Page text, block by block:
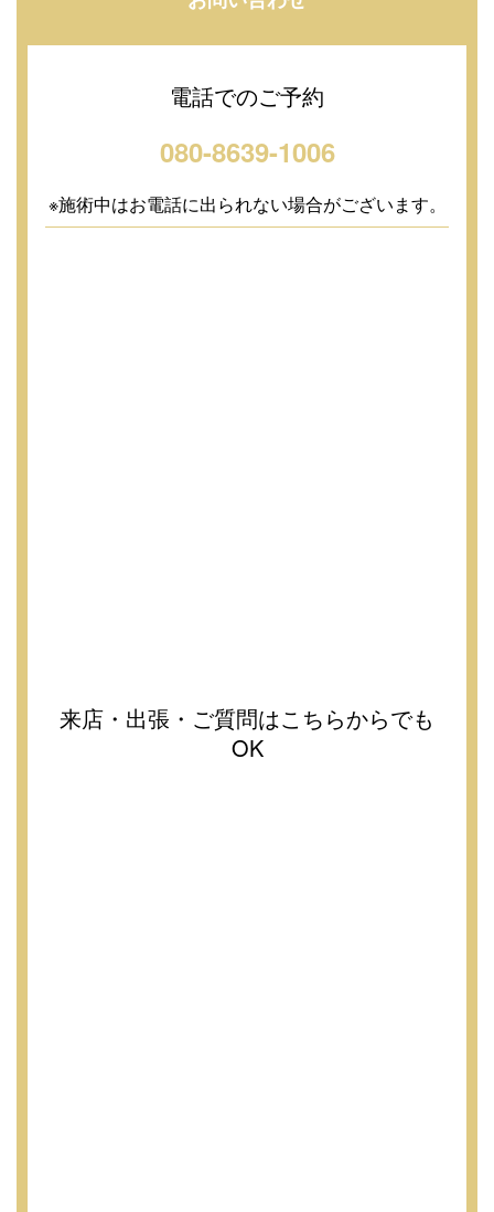
電話でのご予約
080-8639-1006
※施術中はお電話に出られない場合がございます。
来店・出張・ご質問はこちらからでも
OK